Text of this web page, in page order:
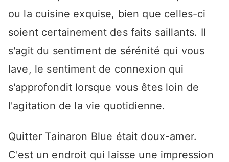
ou la cuisine exquise, bien que celles-ci
soient certainement des faits saillants. Il
s'agit du sentiment de sérénité qui vous
lave, le sentiment de connexion qui
s'approfondit lorsque vous êtes loin de
l'agitation de la vie quotidienne.
Quitter Tainaron Blue était doux-amer.
C'est un endroit qui laisse une impression